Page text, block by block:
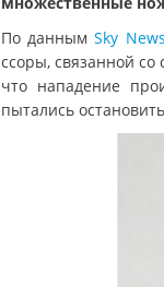
По даннымSky News
ссоры, связанной
что нападение
пытались